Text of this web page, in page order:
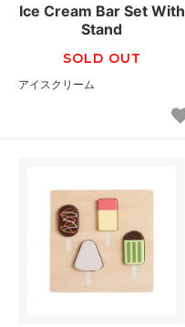
Ice Cream Bar Set With
Stand
SOLD OUT
アイスクリーム